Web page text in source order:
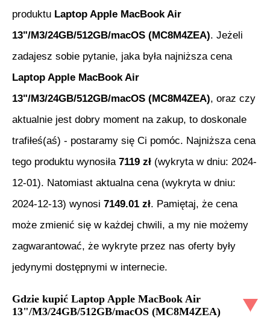
produktu Laptop Apple MacBook Air
13"/M3/24GB/512GB/macOS (MC8M4ZEA). Jeżeli
zadajesz sobie pytanie, jaka była najniższa cena
Laptop Apple MacBook Air
13"/M3/24GB/512GB/macOS (MC8M4ZEA), oraz czy
aktualnie jest dobry moment na zakup, to doskonale
trafiłeś(aś) - postaramy się Ci pomóc. Najniższa cena
tego produktu wynosiła 7119 zł (wykryta w dniu: 2024-
12-01). Natomiast aktualna cena (wykryta w dniu:
2024-12-13) wynosi 7149.01 zł. Pamiętaj, że cena
może zmienić się w każdej chwili, a my nie możemy
zagwarantować, że wykryte przez nas oferty były
jedynymi dostępnymi w internecie.
Gdzie kupić Laptop Apple MacBook Air
13"/M3/24GB/512GB/macOS (MC8M4ZEA)